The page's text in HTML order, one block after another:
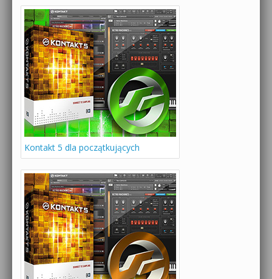
Kontakt 5 dla początkujących